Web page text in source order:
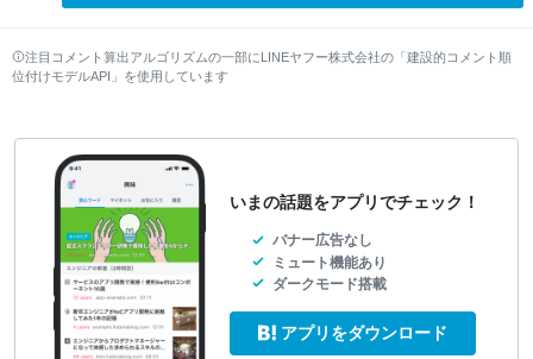
注目コメント算出アルゴリズムの一部にLINEヤフー株式会社の「建設的コメント順
位付けモデルAPI」を使用しています
いまの話題をアプリでチェック！
バナー広告なし
ミュート機能あり
ダークモード搭載
アプリをダウンロード